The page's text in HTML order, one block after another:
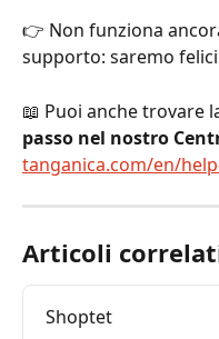
👉 Non funziona
supporto: saremo
📖 Puoi anche trovare
passo nel nostro
tanganica.com/en/
Articoli
Shoptet